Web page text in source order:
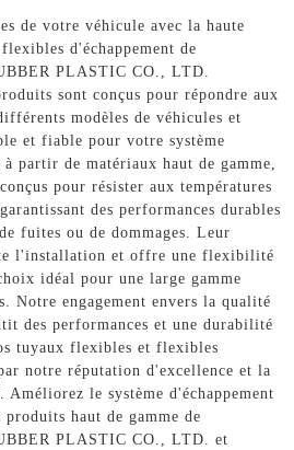
de votre véhicule avec la haute
d'échappement de
PLASTIC CO., LTD.
sont conçus pour répondre aux
modèles de véhicules et
et fiable pour votre système
à partir de matériaux haut de gamme,
pour résister aux températures
des performances durables
fuites ou de dommages. Leur
l'installation et offre une flexibilité
idéal pour une large gamme
Notre engagement envers la qualité
des performances et une durabilité
tuyaux flexibles et flexibles
notre réputation d'excellence et la
le système d'échappement
haut de gamme de
PLASTIC CO., LTD. et